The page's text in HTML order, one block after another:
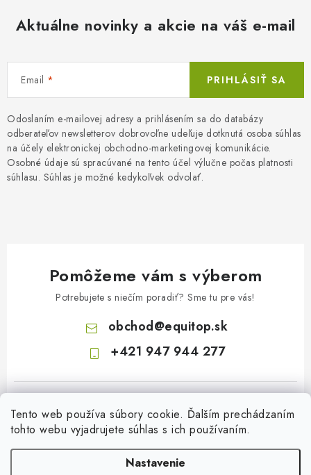
Tento web používa súbory cookie. Ďalším prechádzaním
tohto webu vyjadrujete súhlas s ich používaním.
Nastavenie
Aktuálne novinky a akcie na váš e-mail
Email
Odoslaním e-mailovej adresy a prihlásením sa do databázy
odberateľov newsletterov dobrovoľne udeľuje dotknutá osoba súhlas
na účely elektronickej obchodno-marketingovej komunikácie.
Osobné údaje sú spracúvané na tento účel výlučne počas platnosti
súhlasu. Súhlas je možné kedykoľvek odvolať.
PRIHLÁSIŤ SA
Pomôžeme vám s výberom
Potrebujete s niečím poradiť? Sme tu pre vás!
obchod@equitop.sk
+421 947 944 277